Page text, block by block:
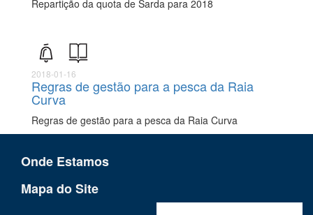
Repartição da quota de Sarda para 2018
2018-01-16
Regras de gestão para a pesca da Raia
Curva
Regras de gestão para a pesca da Raia Curva
Onde Estamos
Mapa do Site